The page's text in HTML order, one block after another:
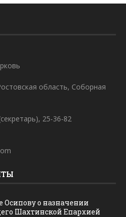
область, Соборная
25-36-82
Осипову о назначении
Шахтинской Епархией